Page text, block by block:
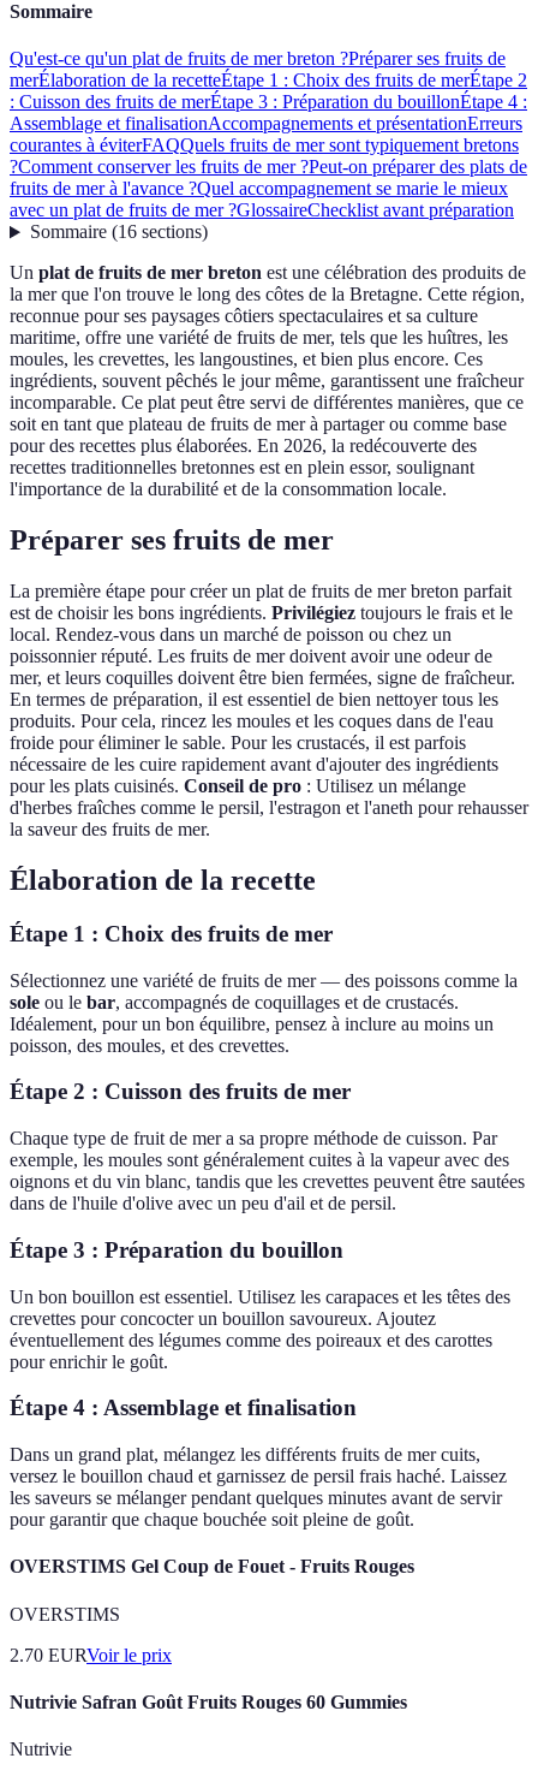
Sommaire
Qu'est-ce qu'un plat de fruits de mer breton ?Préparer ses fruits de
merÉlaboration de la recetteÉtape 1 : Choix des fruits de merÉtape 2
: Cuisson des fruits de merÉtape 3 : Préparation du bouillonÉtape 4 :
Assemblage et finalisationAccompagnements et présentationErreurs
courantes à éviterFAQQuels fruits de mer sont typiquement bretons
?Comment conserver les fruits de mer ?Peut-on préparer des plats de
fruits de mer à l'avance ?Quel accompagnement se marie le mieux
avec un plat de fruits de mer ?GlossaireChecklist avant préparation
Sommaire(16 sections)
Un plat de fruits de mer breton est une célébration des produits de
la mer que l'on trouve le long des côtes de la Bretagne. Cette région,
reconnue pour ses paysages côtiers spectaculaires et sa culture
maritime, offre une variété de fruits de mer, tels que les huîtres, les
moules, les crevettes, les langoustines, et bien plus encore. Ces
ingrédients, souvent pêchés le jour même, garantissent une fraîcheur
incomparable. Ce plat peut être servi de différentes manières, que ce
soit en tant que plateau de fruits de mer à partager ou comme base
pour des recettes plus élaborées. En 2026, la redécouverte des
recettes traditionnelles bretonnes est en plein essor, soulignant
l'importance de la durabilité et de la consommation locale.
Préparer ses fruits de mer
La première étape pour créer un plat de fruits de mer breton parfait
est de choisir les bons ingrédients. Privilégiez toujours le frais et le
local. Rendez-vous dans un marché de poisson ou chez un
poissonnier réputé. Les fruits de mer doivent avoir une odeur de
mer, et leurs coquilles doivent être bien fermées, signe de fraîcheur.
En termes de préparation, il est essentiel de bien nettoyer tous les
produits. Pour cela, rincez les moules et les coques dans de l'eau
froide pour éliminer le sable. Pour les crustacés, il est parfois
nécessaire de les cuire rapidement avant d'ajouter des ingrédients
pour les plats cuisinés. Conseil de pro : Utilisez un mélange
d'herbes fraîches comme le persil, l'estragon et l'aneth pour rehausser
la saveur des fruits de mer.
Élaboration de la recette
Étape 1 : Choix des fruits de mer
Sélectionnez une variété de fruits de mer — des poissons comme la
sole ou le bar, accompagnés de coquillages et de crustacés.
Idéalement, pour un bon équilibre, pensez à inclure au moins un
poisson, des moules, et des crevettes.
Étape 2 : Cuisson des fruits de mer
Chaque type de fruit de mer a sa propre méthode de cuisson. Par
exemple, les moules sont généralement cuites à la vapeur avec des
oignons et du vin blanc, tandis que les crevettes peuvent être sautées
dans de l'huile d'olive avec un peu d'ail et de persil.
Étape 3 : Préparation du bouillon
Un bon bouillon est essentiel. Utilisez les carapaces et les têtes des
crevettes pour concocter un bouillon savoureux. Ajoutez
éventuellement des légumes comme des poireaux et des carottes
pour enrichir le goût.
Étape 4 : Assemblage et finalisation
Dans un grand plat, mélangez les différents fruits de mer cuits,
versez le bouillon chaud et garnissez de persil frais haché. Laissez
les saveurs se mélanger pendant quelques minutes avant de servir
pour garantir que chaque bouchée soit pleine de goût.
OVERSTIMS Gel Coup de Fouet - Fruits Rouges
OVERSTIMS
2.70 EURVoir le prix
Nutrivie Safran Goût Fruits Rouges 60 Gummies
Nutrivie